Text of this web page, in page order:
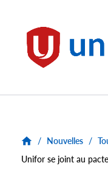
Unifor
/ Nouvelles /
Unifor se joint au